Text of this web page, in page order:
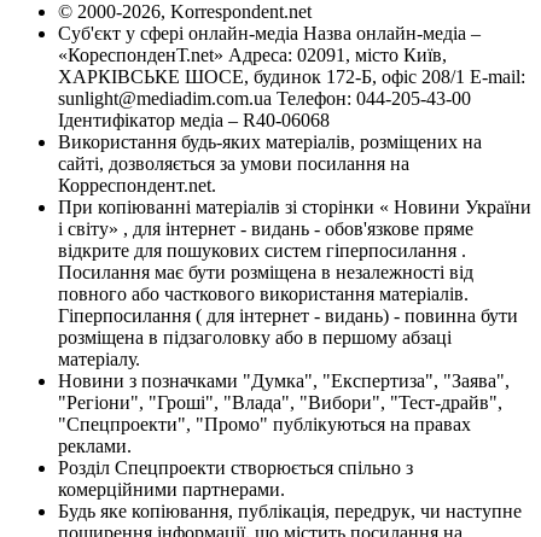
© 2000-2026, Korrespondent.net
Суб'єкт у сфері онлайн-медіа Назва онлайн-медіа –
«КореспонденТ.net» Адреса: 02091, місто Київ,
ХАРКІВСЬКЕ ШОСЕ, будинок 172-Б, офіс 208/1 E-mail:
sunlight@mediadim.com.ua Телефон: 044-205-43-00
Ідентифікатор медіа – R40-06068
Використання будь-яких матеріалів, розміщених на
сайті, дозволяється за умови посилання на
Корреспондент.net.
При копіюванні матеріалів зі сторінки « Новини України
і світу» , для інтернет - видань - обов'язкове пряме
відкрите для пошукових систем гіперпосилання .
Посилання має бути розміщена в незалежності від
повного або часткового використання матеріалів.
Гіперпосилання ( для інтернет - видань) - повинна бути
розміщена в підзаголовку або в першому абзаці
матеріалу.
Новини з позначками "Думка", "Експертиза", "Заява",
"Регіони", "Гроші", "Влада", "Вибори", "Тест-драйв",
"Спецпроекти", "Промо" публікуються на правах
реклами.
Розділ Спецпроекти створюється спільно з
комерційними партнерами.
Будь яке копіювання, публікація, передрук, чи наступне